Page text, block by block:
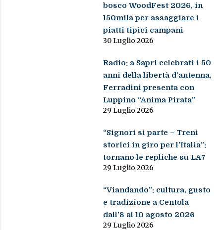
bosco WoodFest 2026, in
150mila per assaggiare i
piatti tipici campani
30 Luglio 2026
Radio: a Sapri celebrati i 50
anni della libertà d’antenna,
Ferradini presenta con
Luppino “Anima Pirata”
29 Luglio 2026
“Signori si parte – Treni
storici in giro per l’Italia”:
tornano le repliche su LA7
29 Luglio 2026
“Viandando”: cultura, gusto
e tradizione a Centola
dall’8 al 10 agosto 2026
29 Luglio 2026